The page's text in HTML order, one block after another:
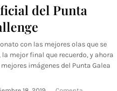
del Punta
con las mejores olas que se
la mejor final que recuerdo, y ahora
imágenes del Punta Galea